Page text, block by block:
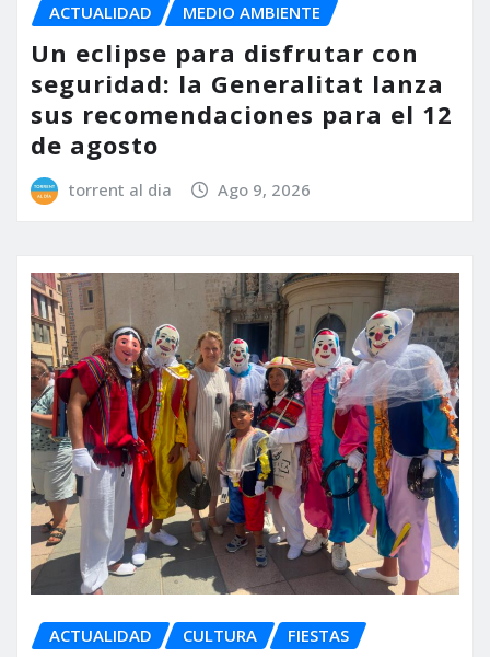
ACTUALIDAD MEDIO AMBIENTE
Un eclipse para disfrutar con
seguridad: la Generalitat lanza
sus recomendaciones para el 12
de agosto
torrent al dia Ago 9, 2026
ACTUALIDAD CULTURA FIESTAS